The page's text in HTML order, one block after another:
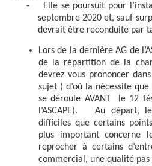
- Elle se poursuit pour
septembre 2020 et, sauf
devrait être reconduite par
Lors de la dernière AG de
de la répartition de la
devrez vous prononcer
sujet ( d’où la nécessite
se déroule AVANT le 12
l’ASCAPE). Au départ,
difficiles que certains
plus important concerne
reprocher à certains
commercial, une qualité